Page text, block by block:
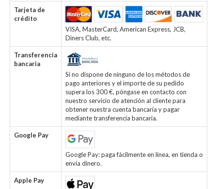
Tarjeta de
crédito
VISA, MasterCard, American Express, JCB,
Diners Club, etc.
Transferencia
bancaria
Si no dispone de ninguno de los métodos de
pago anteriores y el importe de su pedido
supera los 300 €, póngase en contacto con
nuestro servicio de atención al cliente para
obtener nuestra cuenta bancaria y pagar
mediante transferencia bancaria.
Google Pay
Google Pay: paga fácilmente en línea, en tienda o
envía dinero.
Apple Pay